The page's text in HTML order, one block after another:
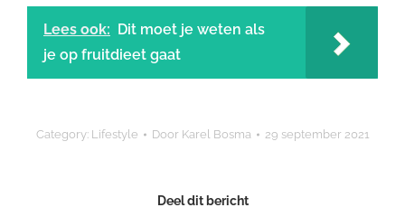
Lees ook: Dit moet je weten als
je op fruitdieet gaat
Category: Lifestyle Door Karel Bosma 29 september 2021
Deel dit bericht